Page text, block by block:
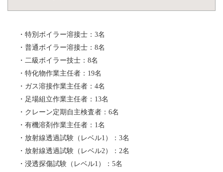
・特別ボイラー溶接士：3名
・普通ボイラー溶接士：8名
・二級ボイラー技士：8名
・特化物作業主任者：19名
・ガス溶接作業主任者：4名
・足場組立作業主任者：13名
・クレーン定期自主検査者：6名
・有機溶剤作業主任者： 1名
・放射線透過試験（レベル1）：3名
・放射線透過試験（レベル2）：2名
・浸透探傷試験（レベル1）： 5名